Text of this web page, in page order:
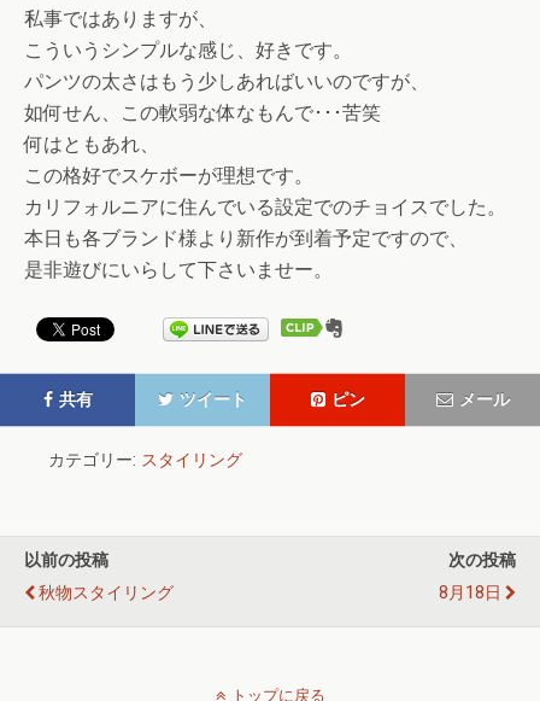
私事ではありますが、
こういうシンプルな感じ、好きです。
パンツの太さはもう少しあればいいのですが、
如何せん、この軟弱な体なもんで･･･苦笑
何はともあれ、
この格好でスケボーが理想です。
カリフォルニアに住んでいる設定でのチョイスでした。
本日も各ブランド様より新作が到着予定ですので、
是非遊びにいらして下さいませー。
共有 ツイート ピン メール
カテゴリー: スタイリング
以前の投稿
秋物スタイリング
次の投稿
8月18日
トップに戻る